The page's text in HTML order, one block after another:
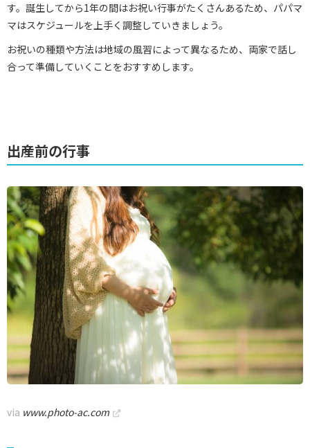
す。誕生してから1年の間はお祝い行事がたくさんあるため、パパマ
マはスケジュールを上手く調整していきましょう。
お祝いの種類や方法は地域の風習によって異なるため、両家で話し
合って準備していくことをおすすめします。
出産前の行事
via www.photo-ac.com